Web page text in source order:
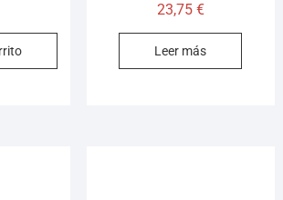
23,75 €
Leer más